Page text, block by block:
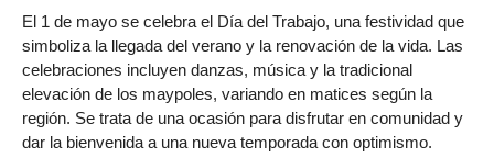
El 1 de mayo se celebra el Día del Trabajo, una festividad que
simboliza la llegada del verano y la renovación de la vida. Las
celebraciones incluyen danzas, música y la tradicional
elevación de los maypoles, variando en matices según la
región. Se trata de una ocasión para disfrutar en comunidad y
dar la bienvenida a una nueva temporada con optimismo.